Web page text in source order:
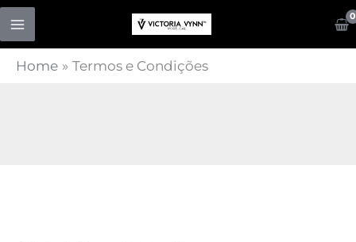
Skip
content
Home Termos e Condições